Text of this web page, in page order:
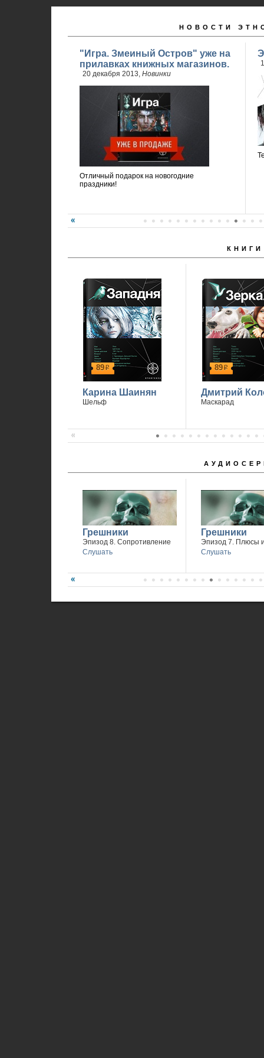
НОВОСТИ
"Игра. Змеиный Остров" уже на
прилавках книжных магазинов.
20 декабря 2013, Новинки
Отличный подарок на новогодние
праздники!
КНИГИ
89р
Карина Шаинян
Шельф
89р
Дмитрий
Маскарад
Грешники
Эпизод 8. Сопротивление
Слушать
Грешники
Эпизод 7. Плюсы
Слушать